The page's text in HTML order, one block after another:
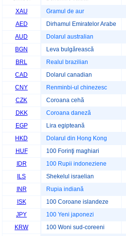
XAU Gramul de aur
AED
Dirhamul Emiratelor Arabe
AUD
Dolarul australian
BGN
Leva bulgărească
BRL
Realul brazilian
CAD
Dolarul canadian
CNY
Renminbi-ul chinezesc
CZK
Coroana cehă
DKK
Coroana daneză
EGP
Lira egipteană
HKD
Dolarul din Hong Kong
HUF
100 Forinţi maghiari
IDR
100 Rupii indoneziene
ILS
Shekelul israelian
INR
Rupia indiană
ISK
100 Coroane islandeze
JPY
100 Yeni japonezi
KRW
100 Woni sud-coreeni